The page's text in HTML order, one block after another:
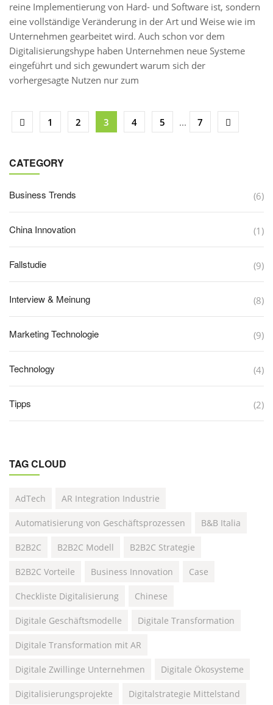
reine Implementierung von Hard- und Software ist, sondern
eine vollständige Veränderung in der Art und Weise wie im
Unternehmen gearbeitet wird. Auch schon vor dem
Digitalisierungshype haben Unternehmen neue Systeme
eingeführt und sich gewundert warum sich der
vorhergesagte Nutzen nur zum
1 2 3 4 5 ... 7
CATEGORY
Business Trends (6)
China Innovation (1)
Fallstudie (9)
Interview & Meinung (8)
Marketing Technologie (9)
Technology (4)
Tipps (2)
TAG CLOUD
AdTech AR Integration Industrie
Automatisierung von Geschäftsprozessen B&B Italia
B2B2C B2B2C Modell B2B2C Strategie
B2B2C Vorteile Business Innovation Case
Checkliste Digitalisierung Chinese
Digitale Geschäftsmodelle Digitale Transformation
Digitale Transformation mit AR
Digitale Zwillinge Unternehmen Digitale Ökosysteme
Digitalisierungsprojekte Digitalstrategie Mittelstand